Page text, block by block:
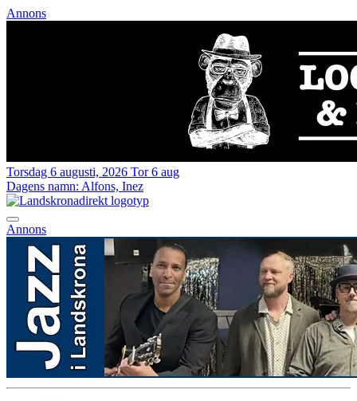
Annons
Torsdag 6 augusti, 2026 Tor 6 aug
Dagens namn: Alfons, Inez
Annons